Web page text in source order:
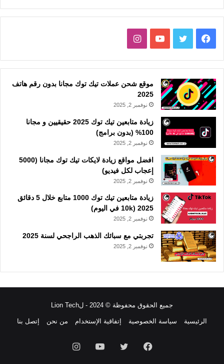
فيسبوك تويتر يوتيوبانستقرام
موقع شحن عملات تيك توك مجانا بدون رقم هاتف
2025
نوفمبر 2, 2025
زيادة متابعين تيك توك 2025 حقيقيين و مجانا
100% (بدون برامج)
نوفمبر 2, 2025
افضل مواقع زيادة لايكات تيك توك مجانا (5000
إعجاب لكل فيديو)
نوفمبر 2, 2025
زيادة متابعين تيك توك 1000 متابع خلال 5 دقائق
2025 (10k في اليوم)
نوفمبر 2, 2025
تجربتي مع سبائك الذهب الراجحي لسنة 2025
نوفمبر 2, 2025
جميع الحقوق محفوظة © 2024 - لLion Tech
الرئيسية سياسة الخصوصية إتفاقية الإستخدام من نحن إتصل بنا
فيسبوك تويتر يوتيوبانستقرام